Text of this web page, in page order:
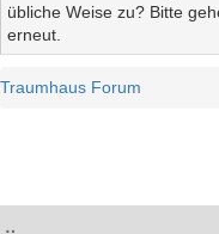
übliche Weise zu? Bitte
erneut.
Traumhaus Forum